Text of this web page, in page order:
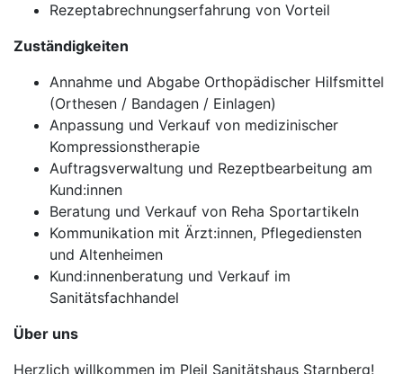
Rezeptabrechnungserfahrung von Vorteil
Zuständigkeiten
Annahme und Abgabe Orthopädischer Hilfsmittel
(Orthesen / Bandagen / Einlagen)
Anpassung und Verkauf von medizinischer
Kompressionstherapie
Auftragsverwaltung und Rezeptbearbeitung am
Kund:innen
Beratung und Verkauf von Reha Sportartikeln
Kommunikation mit Ärzt:innen, Pflegediensten
und Altenheimen
Kund:innenberatung und Verkauf im
Sanitätsfachhandel
Über uns
Herzlich willkommen im Pleil Sanitätshaus Starnberg!